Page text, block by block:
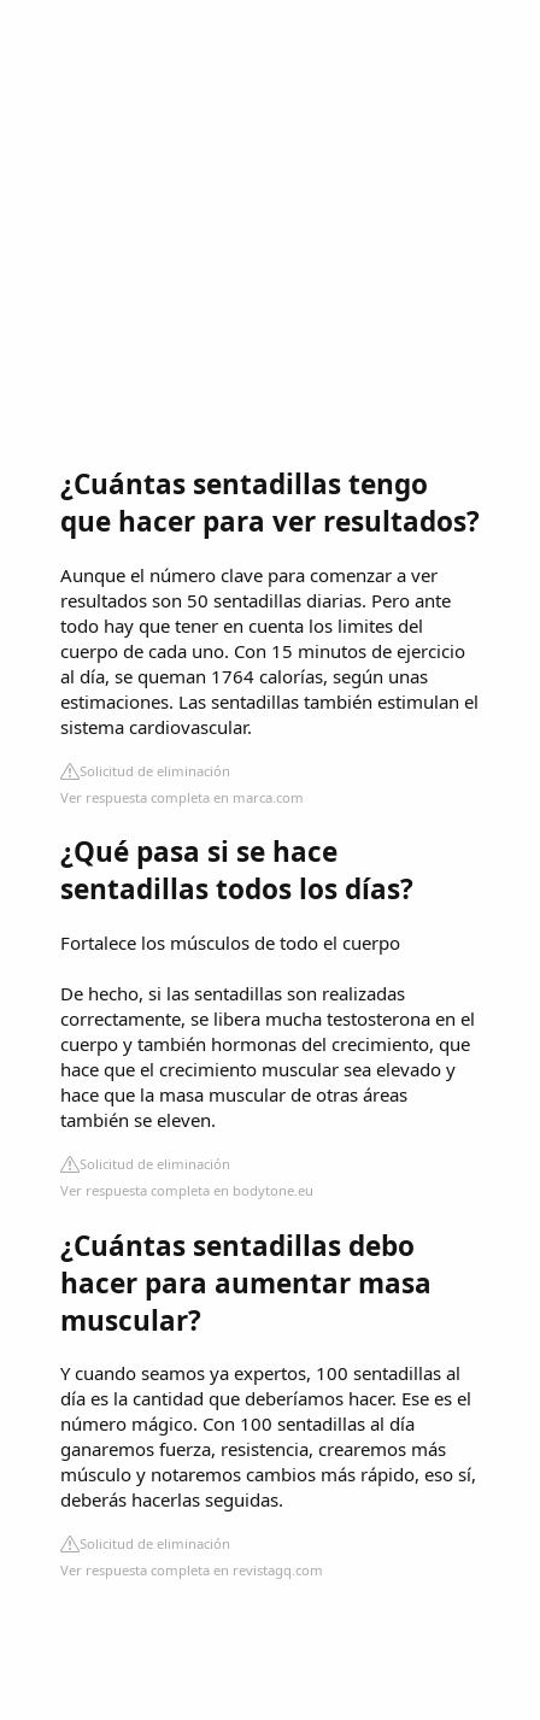
¿Cuántas sentadillas tengo
que hacer para ver resultados?
Aunque el número clave para comenzar a ver
resultados son 50 sentadillas diarias. Pero ante
todo hay que tener en cuenta los limites del
cuerpo de cada uno. Con 15 minutos de ejercicio
al día, se queman 1764 calorías, según unas
estimaciones. Las sentadillas también estimulan el
sistema cardiovascular.
Solicitud de eliminación
Ver respuesta completa en marca.com
¿Qué pasa si se hace
sentadillas todos los días?
Fortalece los músculos de todo el cuerpo
De hecho, si las sentadillas son realizadas
correctamente, se libera mucha testosterona en el
cuerpo y también hormonas del crecimiento, que
hace que el crecimiento muscular sea elevado y
hace que la masa muscular de otras áreas
también se eleven.
Solicitud de eliminación
Ver respuesta completa en bodytone.eu
¿Cuántas sentadillas debo
hacer para aumentar masa
muscular?
Y cuando seamos ya expertos, 100 sentadillas al
día es la cantidad que deberíamos hacer. Ese es el
número mágico. Con 100 sentadillas al día
ganaremos fuerza, resistencia, crearemos más
músculo y notaremos cambios más rápido, eso sí,
deberás hacerlas seguidas.
Solicitud de eliminación
Ver respuesta completa en revistagq.com